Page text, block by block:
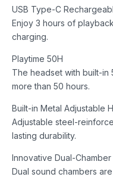
USB Type-C
Enjoy 3 hours of
charging.
Playtime 50H
The headset with built-in
more than 50 hours.
Built-in Metal Adjustable
Adjustable steel-
lasting durability.
Innovative Dual-Chamber
Dual sound chambers